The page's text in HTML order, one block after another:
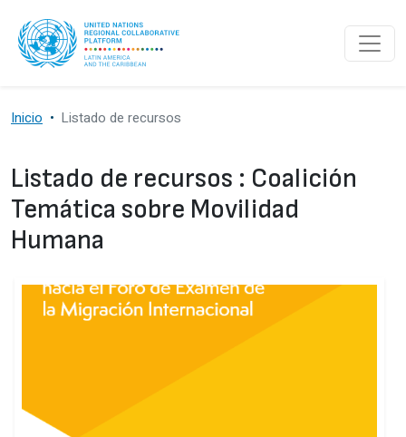
Inicio Listado de recursos
Listado de recursos : Coalición
Temática sobre Movilidad
Humana